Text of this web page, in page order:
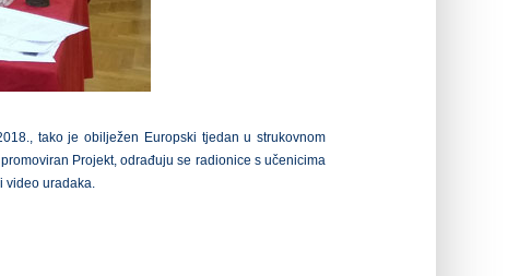
tako je obilježen Europski tjedan u strukovnom
Projekt, odrađuju se radionice s učenicima
video uradaka.